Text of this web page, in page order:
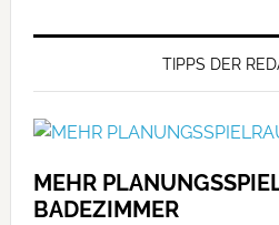
TIPPS DER
MEHR
BADEZIMMER